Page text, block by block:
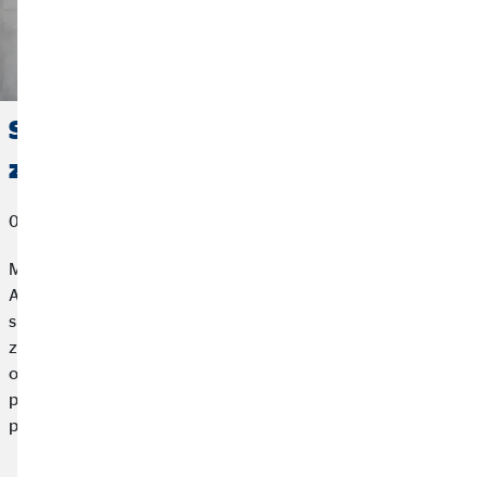
Samozapošljavanje: Sve o
zdravstvenom osiguranju
02. listopada 2023
Mnogi ljudi sanjaju o tome da svoj hobi pretvore u profesiju.
Ako postanete samozaposleni, možete se malo približiti tom
snu. No, što se u tom slučaju događa s vašim zakonskim
zdravstvenim ili mirovinskim osiguranjem? Koje novo
osiguranje trebate? Pokazat ćemo vam kako se možete
pravilno zaštititi i pripremiti za pustolovinu zvanu
poduzetništvo.